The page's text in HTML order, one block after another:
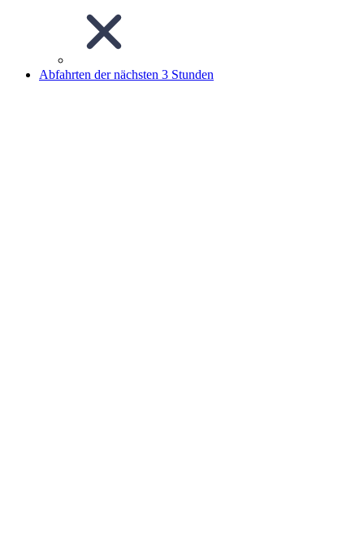
Abfahrten der nächsten 3 Stunden